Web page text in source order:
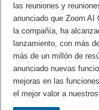
las reuniones y
anunciado que Zoom AI
la compañía, ha
lanzamiento, con más
más de un millón de
anunciado nuevas
mejoras en las
el mejor valor a